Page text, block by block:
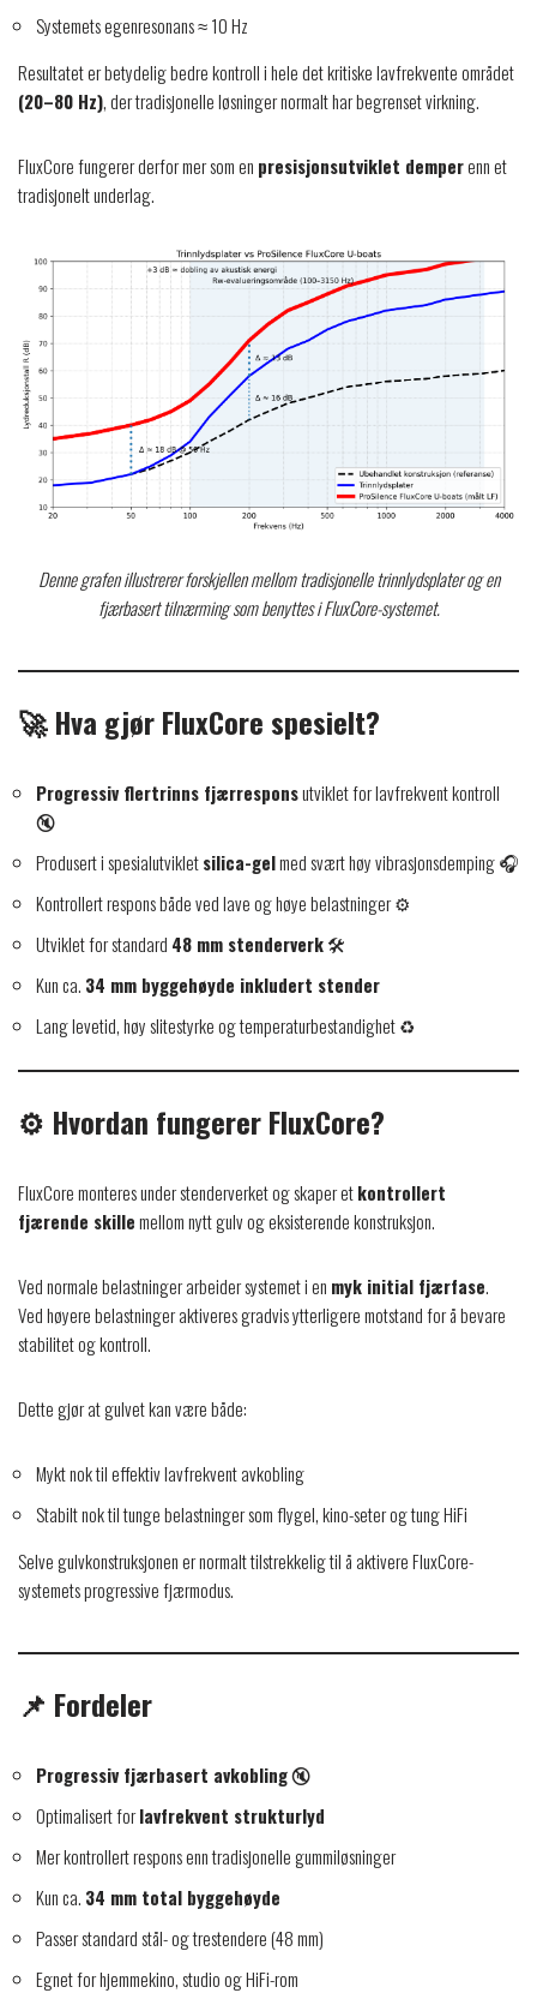
Systemets egenresonans ≈ 10 Hz
Resultatet er betydelig bedre kontroll i hele det kritiske lavfrekvente området
(20–80 Hz), der tradisjonelle løsninger normalt har begrenset virkning.
FluxCore fungerer derfor mer som en presisjonsutviklet demperenn et
tradisjonelt underlag.
Denne grafen illustrerer forskjellen mellom tradisjonelle trinnlydsplater og en
fjærbasert tilnærming som benyttes i FluxCore-systemet.
🚀 Hva gjør FluxCore spesielt?
Progressiv flertrinns fjærresponsutviklet for lavfrekvent kontroll
🔇
Produsert i spesialutvikletsilica-gelmed svært høy vibrasjonsdemping 🎧
Kontrollert respons både ved lave og høye belastninger ⚙️
Utviklet for standard 48 mm stenderverk🛠️
Kun ca. 34 mm byggehøyde inkludert stender
Lang levetid, høy slitestyrke og temperaturbestandighet ♻️
⚙️ Hvordan fungerer FluxCore?
FluxCore monteres under stenderverket og skaper etkontrollert
fjærende skillemellom nytt gulv og eksisterende konstruksjon.
Ved normale belastninger arbeider systemet i en myk initial fjærfase.
Ved høyere belastninger aktiveres gradvis ytterligere motstand for å bevare
stabilitet og kontroll.
Dette gjør at gulvet kan være både:
Mykt nok til effektiv lavfrekvent avkobling
Stabilt nok til tunge belastninger som flygel, kino-seter og tung HiFi
Selve gulvkonstruksjonen er normalt tilstrekkelig til å aktivere FluxCore-
systemets progressive fjærmodus.
📌 Fordeler
Progressiv fjærbasert avkobling🔇
Optimalisert forlavfrekvent strukturlyd
Mer kontrollert respons enn tradisjonelle gummiløsninger
Kun ca. 34 mm total byggehøyde
Passer standard stål- og trestendere (48 mm)
Egnet for hjemmekino, studio og HiFi-rom